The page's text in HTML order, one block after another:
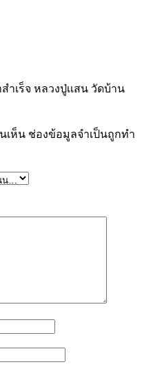
เร็จ หลวงปู่เเสน วัดบ้าน
เห็น ช่องข้อมูลจำเป็นถูกทำ